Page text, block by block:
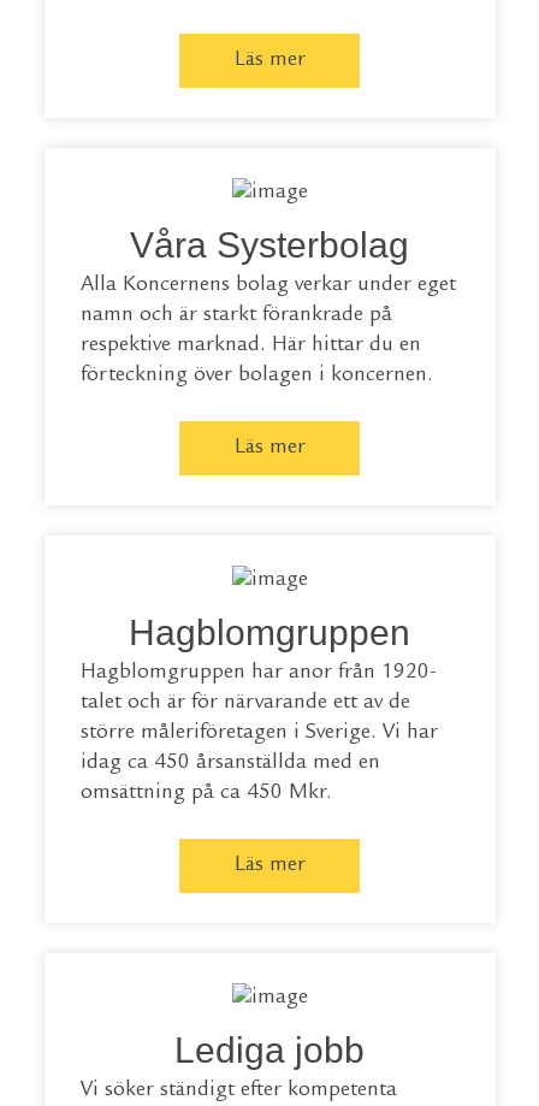
Läs mer
Våra Systerbolag
Alla Koncernens bolag verkar under eget
namn och är starkt förankrade på
respektive marknad. Här hittar du en
förteckning över bolagen i koncernen.
Läs mer
Hagblomgruppen
Hagblomgruppen har anor från 1920-
talet och är för närvarande ett av de
större måleriföretagen i Sverige. Vi har
idag ca 450 årsanställda med en
omsättning på ca 450 Mkr.
Läs mer
Lediga jobb
Vi söker ständigt efter kompetenta